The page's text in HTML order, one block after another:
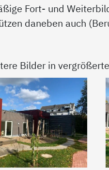
Fort- und
daneben auch
Bilder in